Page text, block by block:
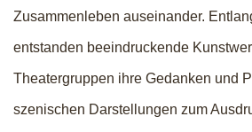
Zusammenleben auseinander.
entstanden beeindruckende
Theatergruppen ihre Gedanken und
szenischen Darstellungen zum